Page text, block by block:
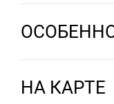
НА КАРТЕ